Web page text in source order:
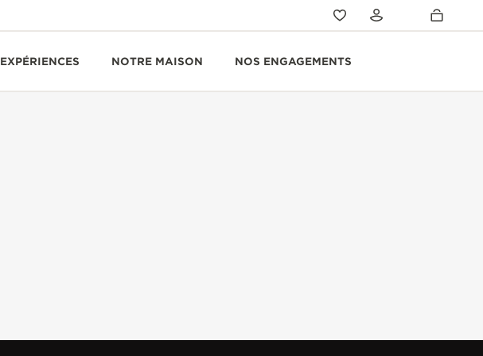
EXPÉRIENCES NOTRE MAISON NOS ENGAGEMENTS